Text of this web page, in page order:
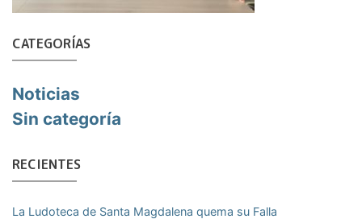
CATEGORÍAS
Noticias
Sin categoría
RECIENTES
La Ludoteca de Santa Magdalena quema su Falla